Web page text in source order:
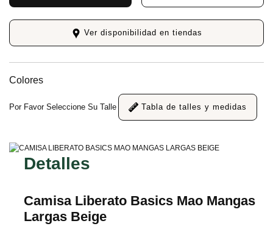
Ver disponibilidad en tiendas
Colores
Por Favor Seleccione Su Talle Tabla de talles y medidas
Detalles
Camisa Liberato Basics Mao Mangas
Largas Beige